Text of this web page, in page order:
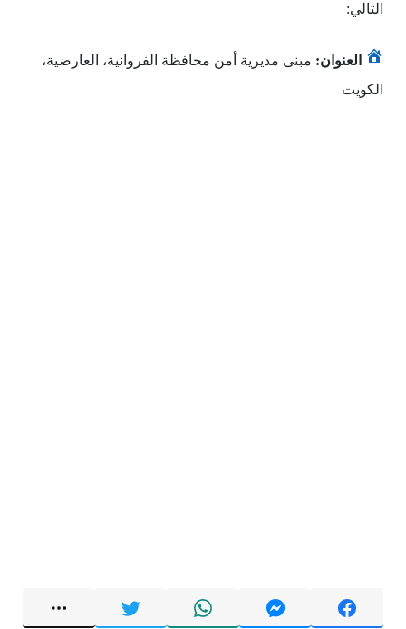
التالي:
العنوان: مبنى مديرية أمن محافظة الفروانية، العارضية،
الكويت